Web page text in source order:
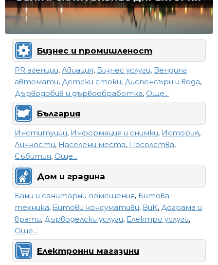
Бизнес и промишленост
PR агенции, Авиация, Бизнес услуги, Вендинг
автомати, Детски стоки, Диспенсъри и вода,
Дърводобив и дървообработка, Още...
България
Институции, Информация и снимки, История,
Личности, Населени места, Посолства,
Събития, Още...
Дом и градина
Бани и санитарни помещения, Битова
техника, Битови консумативи, ВиК, Дограма и
врати, Дърводелски услуги, Електро услуги,
Още...
Електронни магазини